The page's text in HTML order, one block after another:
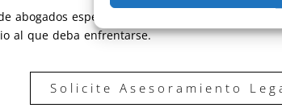
abogados especialistas en herencias y
al que deba enfrentarse.
Solicite Asesoramiento